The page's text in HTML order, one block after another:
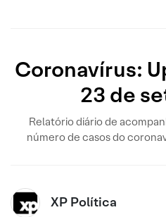
Coronavírus:
23 de
Relatório diário de
número de casos do
XP Política